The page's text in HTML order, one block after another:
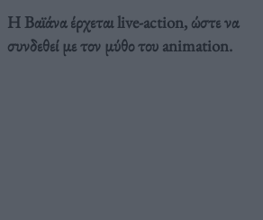
Η Βαϊάνα έρχεται live-action, ώστε να
συνδεθεί με τον μύθο του animation.